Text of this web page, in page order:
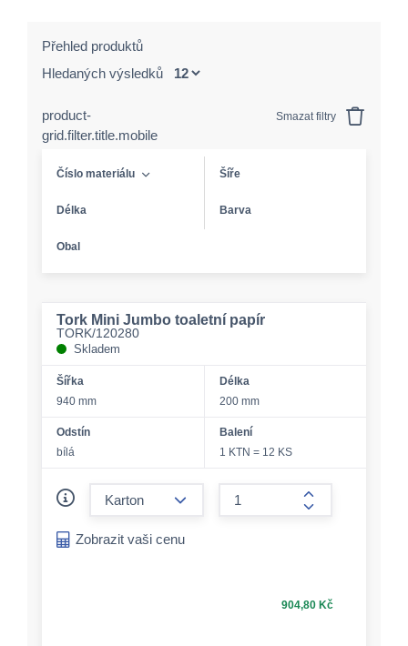
Přehled produktů
Hledaných výsledků
product-
grid.filter.title.mobile
Smazat filtry
Číslo materiálu Šíře
Délka Barva
Obal
Tork Mini Jumbo toaletní papír
TORK/120280
Skladem
Šířka
940 mm
Délka
200 mm
Odstín
bílá
Balení
1 KTN = 12 KS
form.increase-
Zobrazit vaši cenu
904,80 Kč